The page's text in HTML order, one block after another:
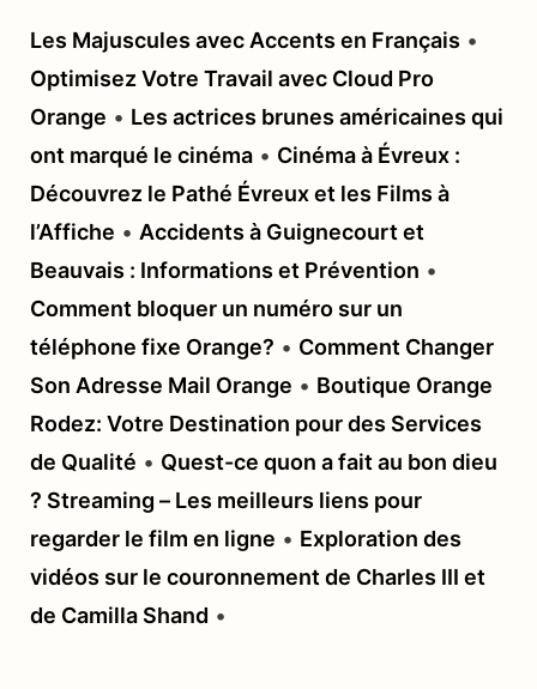
Les Majuscules avec Accents en Français •
Optimisez Votre Travail avec Cloud Pro
Orange • Les actrices brunes américaines qui
ont marqué le cinéma • Cinéma à Évreux :
Découvrez le Pathé Évreux et les Films à
l’Affiche • Accidents à Guignecourt et
Beauvais : Informations et Prévention •
Comment bloquer un numéro sur un
téléphone fixe Orange? • Comment Changer
Son Adresse Mail Orange • Boutique Orange
Rodez: Votre Destination pour des Services
de Qualité • Quest-ce quon a fait au bon dieu
? Streaming – Les meilleurs liens pour
regarder le film en ligne • Exploration des
vidéos sur le couronnement de Charles III et
de Camilla Shand •